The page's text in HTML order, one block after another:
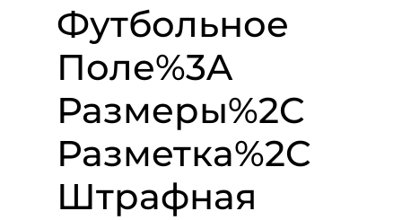
Футбольное
Поле%3A
Размеры%2C
Разметка%2C
Штрафная